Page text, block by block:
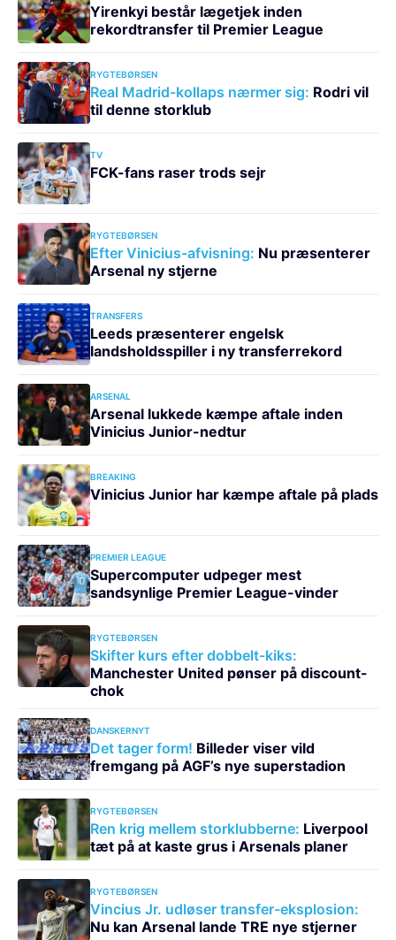
Yirenkyi består lægetjek inden
rekordtransfer til Premier League
RYGTEBØRSEN
Real Madrid-kollaps nærmer sig: Rodri vil
til denne storklub
TV
FCK-fans raser trods sejr
RYGTEBØRSEN
Efter Vinicius-afvisning: Nu præsenterer
Arsenal ny stjerne
TRANSFERS
Leeds præsenterer engelsk
landsholdsspiller i ny transferrekord
ARSENAL
Arsenal lukkede kæmpe aftale inden
Vinicius Junior-nedtur
BREAKING
Vinicius Junior har kæmpe aftale på plads
PREMIER LEAGUE
Supercomputer udpeger mest
sandsynlige Premier League-vinder
RYGTEBØRSEN
Skifter kurs efter dobbelt-kiks:
Manchester United pønser på discount-
chok
DANSKERNYT
Det tager form! Billeder viser vild
fremgang på AGF’s nye superstadion
RYGTEBØRSEN
Ren krig mellem storklubberne: Liverpool
tæt på at kaste grus i Arsenals planer
RYGTEBØRSEN
Vincius Jr. udløser transfer-eksplosion:
Nu kan Arsenal lande TRE nye stjerner